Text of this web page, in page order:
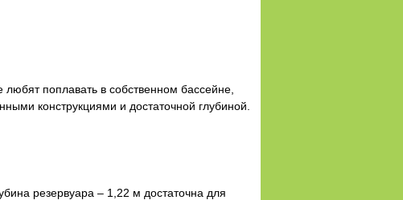
поплавать в собственном бассейне,
конструкциями и достаточной глубиной.
резервуара – 1,22 м достаточна для